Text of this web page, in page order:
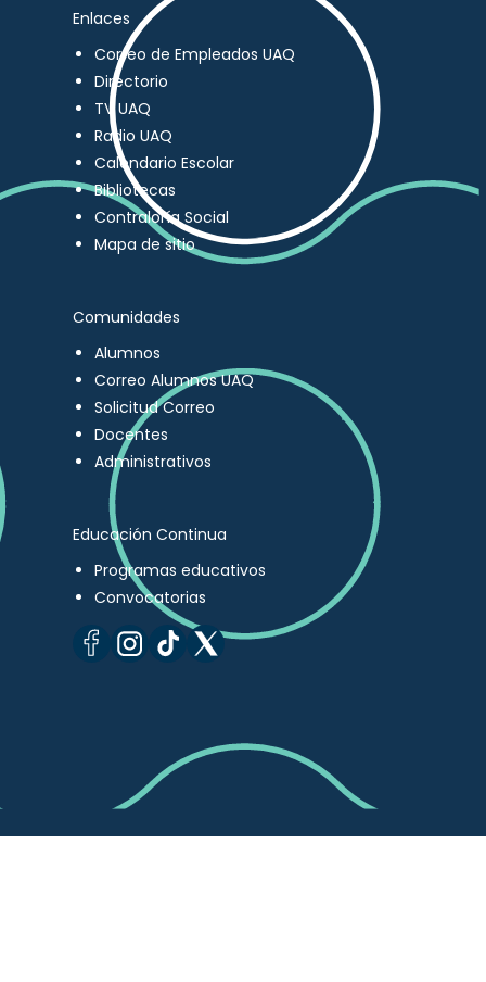
Enlaces
Correo de Empleados UAQ
Directorio
TV UAQ
Radio UAQ
Calendario Escolar
Bibliotecas
Contraloría Social
Mapa de sitio
Comunidades
Alumnos
Correo Alumnos UAQ
Solicitud Correo
Docentes
Administrativos
Educación Continua
Programas educativos
Convocatorias